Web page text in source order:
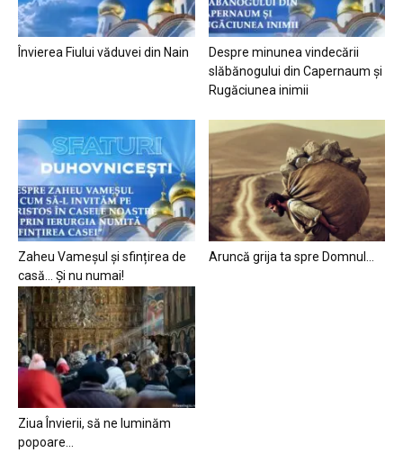
Învierea Fiului văduvei din Nain
Despre minunea vindecării
slăbănogului din Capernaum și
Rugăciunea inimii
Zaheu Vameșul și sfințirea de
casă… Și nu numai!
Aruncă grija ta spre Domnul…
Ziua Învierii, să ne luminăm
popoare…